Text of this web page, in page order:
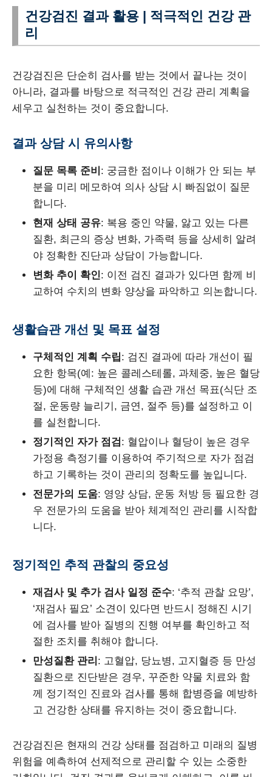
건강검진 결과 활용 | 적극적인 건강 관
리
건강검진은 단순히 검사를 받는 것에서 끝나는 것이
아니라, 결과를 바탕으로 적극적인 건강 관리 계획을
세우고 실천하는 것이 중요합니다.
결과 상담 시 유의사항
질문 목록 준비 : 궁금한 점이나 이해가 안 되는 부
분을 미리 메모하여 의사 상담 시 빠짐없이 질문
합니다.
현재 상태 공유: 복용 중인 약물, 앓고 있는 다른
질환, 최근의 증상 변화, 가족력 등을 상세히 알려
야 정확한 진단과 상담이 가능합니다.
변화 추이 확인: 이전 검진 결과가 있다면 함께 비
교하여 수치의 변화 양상을 파악하고 의논합니다.
생활습관 개선 및 목표 설정
구체적인 계획 수립: 검진 결과에 따라 개선이 필
요한 항목(예: 높은 콜레스테롤, 과체중, 높은 혈당
등)에 대해 구체적인 생활 습관 개선 목표(식단 조
절, 운동량 늘리기, 금연, 절주 등)를 설정하고 이
를 실천합니다.
정기적인 자가 점검 : 혈압이나 혈당이 높은 경우
가정용 측정기를 이용하여 주기적으로 자가 점검
하고 기록하는 것이 관리의 정확도를 높입니다.
전문가의 도움: 영양 상담, 운동 처방 등 필요한 경
우 전문가의 도움을 받아 체계적인 관리를 시작합
니다.
정기적인 추적 관찰의 중요성
재검사 및 추가 검사 일정 준수: ‘추적 관찰 요망’,
‘재검사 필요’ 소견이 있다면 반드시 정해진 시기
에 검사를 받아 질병의 진행 여부를 확인하고 적
절한 조치를 취해야 합니다.
만성질환 관리 : 고혈압, 당뇨병, 고지혈증 등 만성
질환으로 진단받은 경우, 꾸준한 약물 치료와 함
께 정기적인 진료와 검사를 통해 합병증을 예방하
고 건강한 상태를 유지하는 것이 중요합니다.
건강검진은 현재의 건강 상태를 점검하고 미래의 질병
위험을 예측하여 선제적으로 관리할 수 있는 소중한